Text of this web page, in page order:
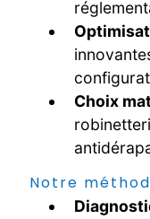
Choix
Notre